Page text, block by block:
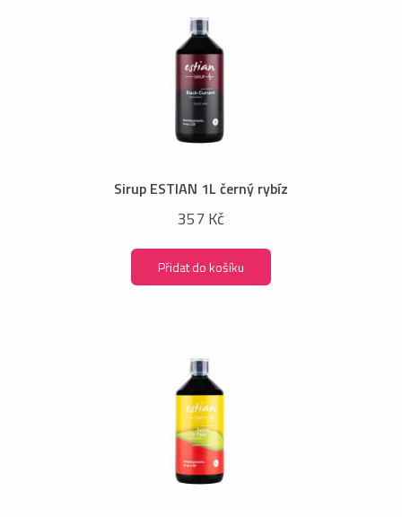
Sirup ESTIAN 1L černý rybíz
357 Kč
Přidat do košíku